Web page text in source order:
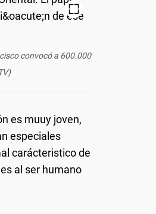
convocó a 600.000
es muuy joven,
especiales
carácteristico de
al ser humano